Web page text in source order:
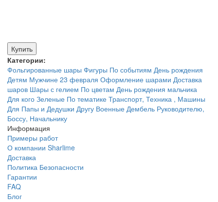
Купить
Категории:
Фольгированные шары Фигуры По событиям День рождения
Детям Мужчине 23 февраля Оформление шарами Доставка
шаров Шары с гелием По цветам День рождения мальчика
Для кого Зеленые По тематике Транспорт, Техника , Машины
Для Папы и Дедушки Другу Военные Дембель Руководителю,
Боссу, Начальнику
Информация
Примеры работ
О компании Sharlime
Доставка
Политика Безопасности
Гарантии
FAQ
Блог